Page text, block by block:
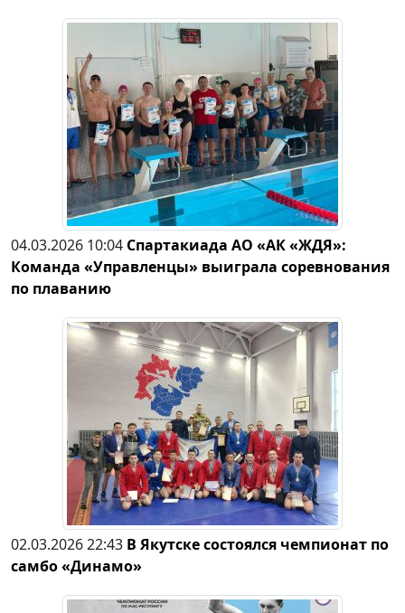
04.03.2026 10:04 Спартакиада АО «АК «ЖДЯ»:
Команда «Управленцы» выиграла соревнования
по плаванию
02.03.2026 22:43 В Якутске состоялся чемпионат по
самбо «Динамо»